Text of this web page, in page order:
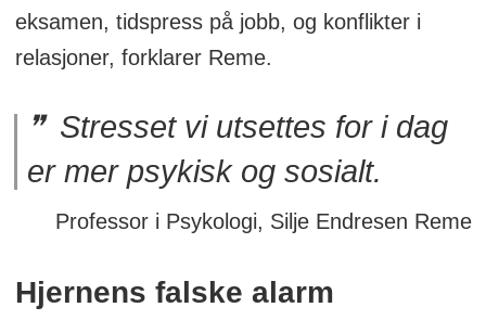
eksamen, tidspress på jobb, og konflikter i
relasjoner, forklarer Reme.
Stresset vi utsettes for i dag
er mer psykisk og sosialt.
Professor i Psykologi, Silje Endresen Reme
Hjernens falske alarm